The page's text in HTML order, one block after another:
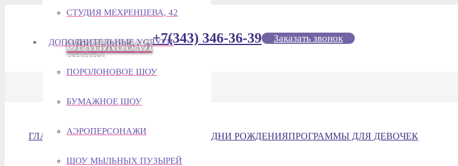
ОРАНЖЕВАЯ
ЗЕБРА
+7(343) 346-36-39 Заказать звонок
СТУДИЯ МЕХРЕНЦЕВА, 42
ДОПОЛНИТЕЛЬНЫЕ УСЛУГИ
ПОРОЛОНОВОЕ ШОУ
БУМАЖНОЕ ШОУ
АЭРОПЕРСОНАЖИ
ШОУ МЫЛЬНЫХ ПУЗЫРЕЙ
ГЛАВНАЯПРАЗДНИКИПРОГРАММЫ НА ДНИ РОЖДЕНИЯПРОГРАММЫ ДЛЯ ДЕВОЧЕК